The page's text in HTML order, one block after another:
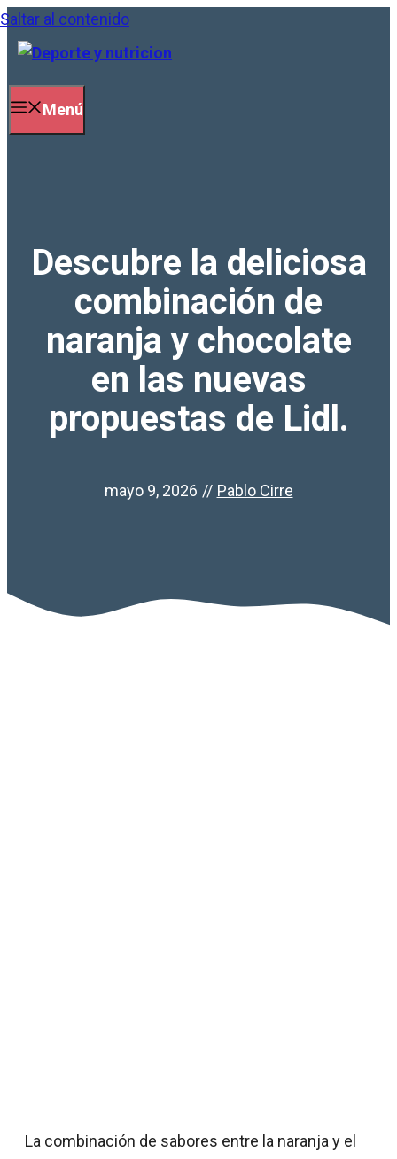
Saltar al contenido
Menú
Descubre la deliciosa
combinación de
naranja y chocolate
en las nuevas
propuestas de Lidl.
mayo 9, 2026 // Pablo Cirre
La combinación de sabores entre la naranja y el